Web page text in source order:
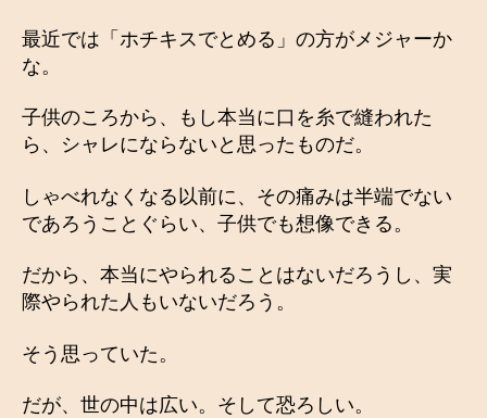
最近では「ホチキスでとめる」の方がメジャーか
な。
子供のころから、もし本当に口を糸で縫われた
ら、シャレにならないと思ったものだ。
しゃべれなくなる以前に、その痛みは半端でない
であろうことぐらい、子供でも想像できる。
だから、本当にやられることはないだろうし、実
際やられた人もいないだろう。
そう思っていた。
だが、世の中は広い。そして恐ろしい。